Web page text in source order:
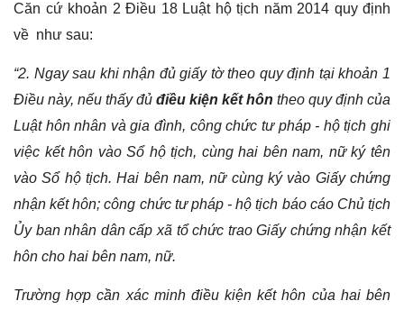
Căn cứ khoản 2 Điều 18 Luật hộ tịch năm 2014 quy định
về như sau:
“2. Ngay sau khi nhận đủ giấy tờ theo quy định tại khoản 1
Điều này, nếu thấy đủ điều kiện kết hôn theo quy định của
Luật hôn nhân và gia đình, công chức tư pháp - hộ tịch ghi
việc kết hôn vào Sổ hộ tịch, cùng hai bên nam, nữ ký tên
vào Sổ hộ tịch. Hai bên nam, nữ cùng ký vào Giấy chứng
nhận kết hôn; công chức tư pháp - hộ tịch báo cáo Chủ tịch
Ủy ban nhân dân cấp xã tổ chức trao Giấy chứng nhận kết
hôn cho hai bên nam, nữ.
Trường hợp cần xác minh điều kiện kết hôn của hai bên